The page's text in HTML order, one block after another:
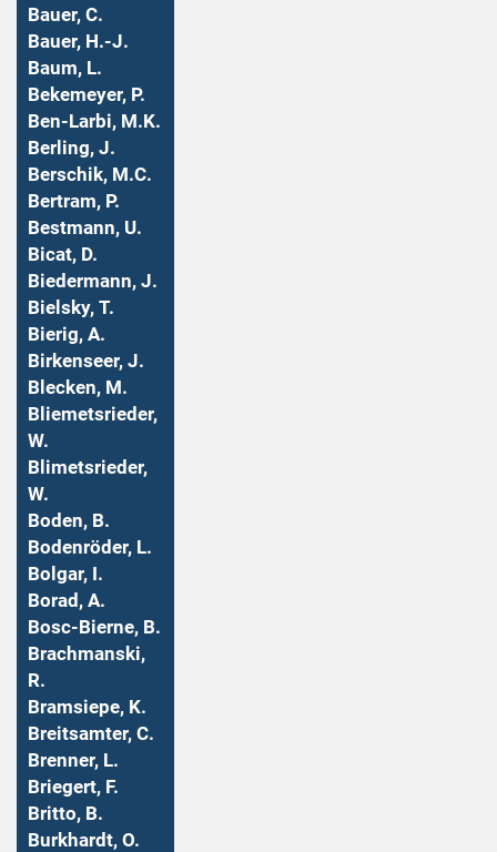
Bauer, C.
Bauer, H.-J.
Baum, L.
Bekemeyer, P.
Ben-Larbi, M.K.
Berling, J.
Berschik, M.C.
Bertram, P.
Bestmann, U.
Bicat, D.
Biedermann, J.
Bielsky, T.
Bierig, A.
Birkenseer, J.
Blecken, M.
Bliemetsrieder,
W.
Blimetsrieder,
W.
Boden, B.
Bodenröder, L.
Bolgar, I.
Borad, A.
Bosc-Bierne, B.
Brachmanski,
R.
Bramsiepe, K.
Breitsamter, C.
Brenner, L.
Briegert, F.
Britto, B.
Burkhardt, O.